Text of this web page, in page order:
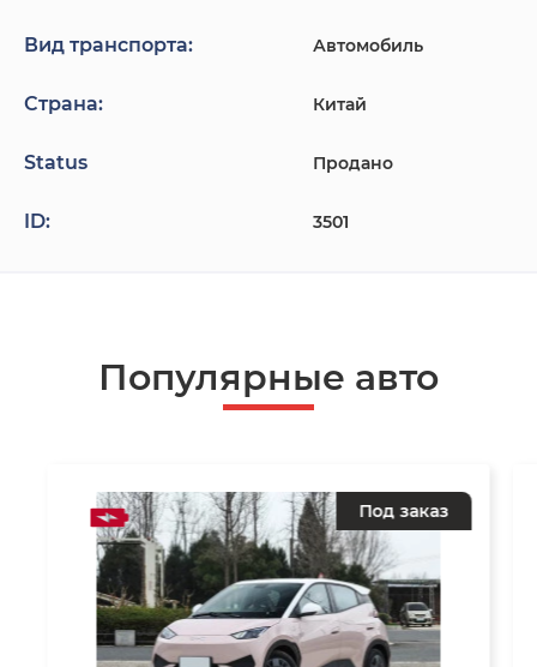
Вид транспорта: Автомобиль
Страна: Китай
Status Продано
ID: 3501
Популярные авто
Под заказ